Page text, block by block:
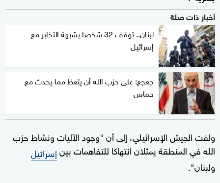
أخبار ذات صلة
لبنان.. توقف 32 شخصا بشبهة التخابر مع
إسرائيل
جعجع: على حزب الله أن يتعظ مما يحدث مع
حماس
ولفت الجيش الإسرائيلي، إلى أن "وجود الآليات ونشاط حزب
الله في المنطقة يمثلان انتهاكا للتفاهمات بينإسرائيل
ولبنان".